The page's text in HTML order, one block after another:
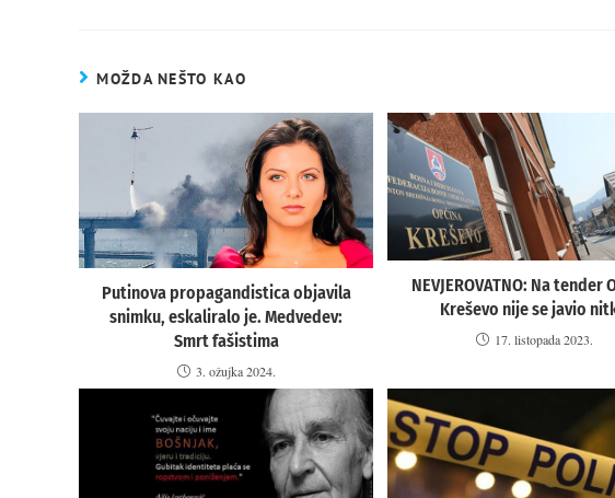
MOŽDA NEŠTO KAO
Putinova propagandistica objavila
snimku, eskaliralo je. Medvedev:
Smrt fašistima
3. ožujka 2024.
NEVJEROVATNO: Na tender
Kreševo nije se javio
17. listopada 2023.